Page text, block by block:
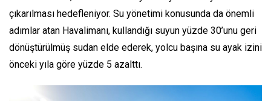
çıkarılması hedefleniyor. Su yönetimi konusunda da önemli
adımlar atan Havalimanı, kullandığı suyun yüzde 30’unu geri
dönüştürülmüş sudan elde ederek, yolcu başına su ayak izini
önceki yıla göre yüzde 5 azalttı.